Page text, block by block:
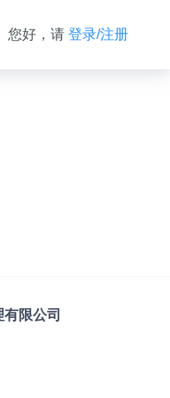
您好，请 登录/注册
限公司